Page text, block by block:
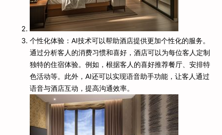
个性化体验：AI技术可以帮助酒店提供更加个性化的服务。
通过分析客人的消费习惯和喜好，酒店可以为每位客人定制
独特的住宿体验。例如，根据客人的喜好推荐餐厅、安排特
色活动等。此外，AI还可以实现语音助手功能，让客人通过
语音与酒店互动，提高沟通效率。